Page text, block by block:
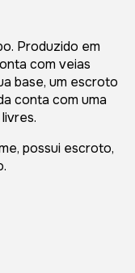
Produzido em
com veias
base, um escroto
conta com uma
possui escroto,